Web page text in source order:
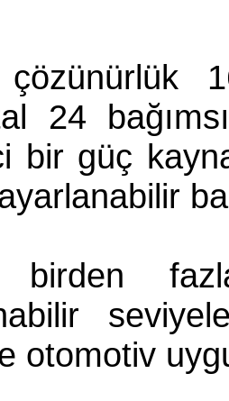
çözünürlük
24
bir güç
birden
otomotiv